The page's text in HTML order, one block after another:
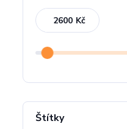
Kč
Štítky